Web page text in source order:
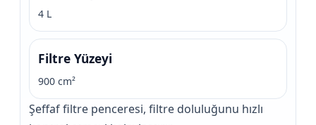
4 L
Filtre Yüzeyi
900 cm²
Şeffaf filtre penceresi, filtre doluluğunu hızlı